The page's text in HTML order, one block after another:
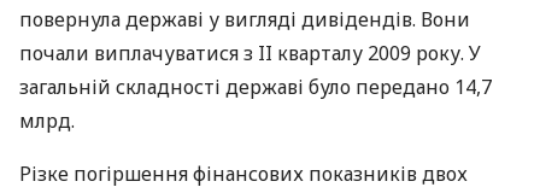
повернула державі у вигляді дивідендів. Вони
почали виплачуватися з II кварталу 2009 року. У
загальній складності державі було передано 14,7
млрд.
Різке погіршення фінансових показників двох